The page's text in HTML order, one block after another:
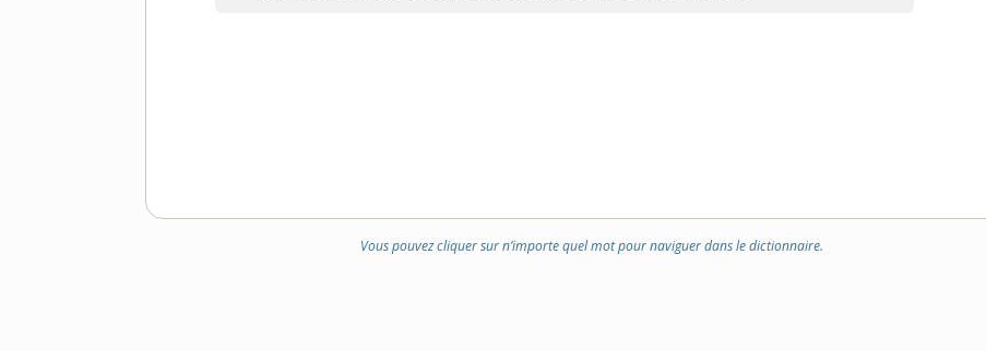
Vous pouvez cliquer sur n’importe quel mot pour naviguer dans le dictionnaire.